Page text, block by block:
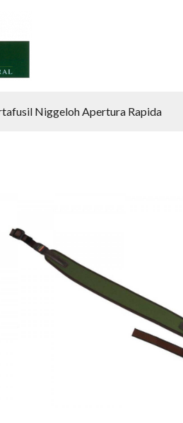
Niggeloh Apertura Rapida